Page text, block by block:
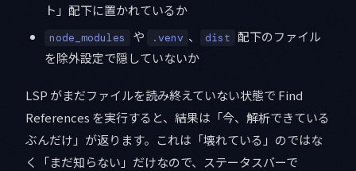
ト」配下に置かれているか
node_modules や .venv 、 dist 配下のファイル
を除外設定で隠していないか
LSP がまだファイルを読み終えていない状態で Find
References を実行すると、結果は「今、解析できている
ぶんだけ」が返ります。これは「壊れている」のではな
く「まだ知らない」だけなので、ステータスバーで